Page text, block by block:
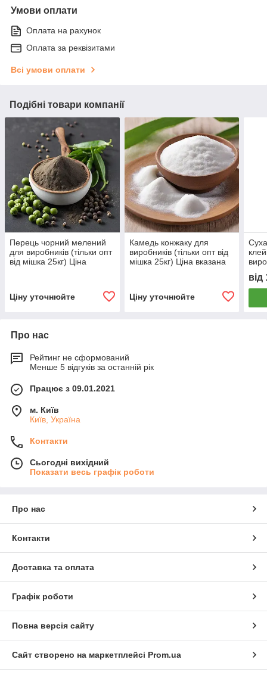
Умови оплати
Оплата на рахунок
Оплата за реквізитами
Всі умови оплати
Подібні товари компанії
Перець чорний мелений
для виробників (тільки опт
від мішка 25кг) Ціна
Ціну уточнюйте
Камедь конжаку для
виробників (тільки опт від
мішка 25кг) Ціна вказана
Ціну уточнюйте
кг
від
Про нас
Рейтинг не сформований
Менше 5 відгуків за останній рік
Працює з 09.01.2021
м. Київ
Київ, Україна
Контакти
Сьогодні вихідний
Показати весь графік роботи
Про нас
Контакти
Доставка та оплата
Графік роботи
Повна версія сайту
Сайт створено на маркетплейсі Prom.ua